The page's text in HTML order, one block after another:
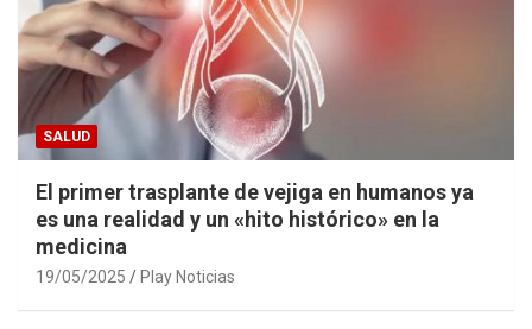
SALUD
El primer trasplante de vejiga en humanos ya
es una realidad y un «hito histórico» en la
medicina
19/05/2025 Play Noticias